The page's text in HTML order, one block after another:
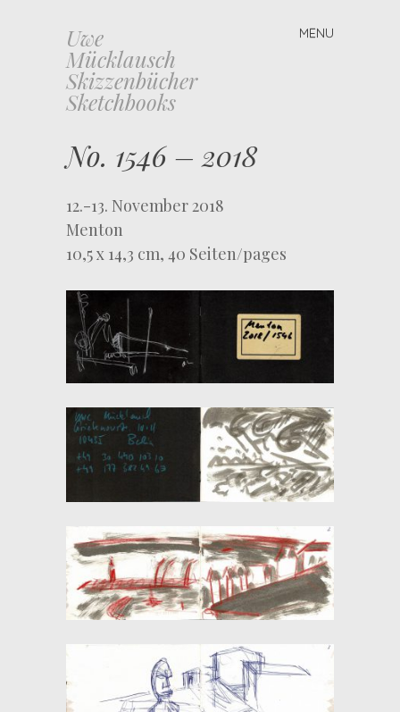
Uwe
Mücklausch
Skizzenbücher
Sketchbooks
MENU
Skip to content
No. 1546 – 2018
12.-13. November 2018
Menton
10,5 x 14,3 cm, 40 Seiten/pages